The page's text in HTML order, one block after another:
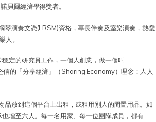
貝爾經濟學得獎者。
演奏文憑(LRSM)資格，專長伴奏及室樂演奏，熱愛
人。
定的研究員工作，一個人創業，做一個叫
的「分享經濟」（Sharing Economy）理念：人人
放到這個平台上出租，或租用別人的閒置用品。如
增至六人。每一名用家、每一位團隊成員，都有